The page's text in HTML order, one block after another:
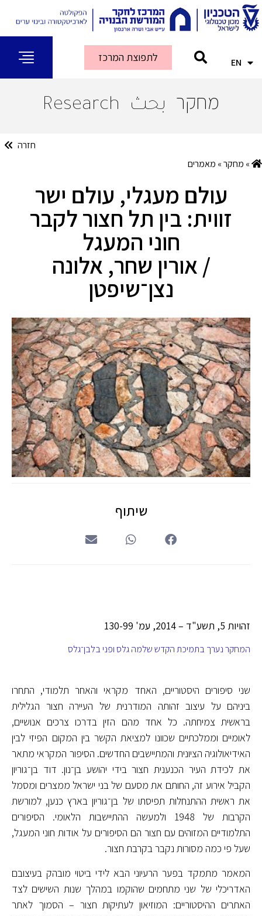
EN
AR לתפוצת המרכז
מחקר بحث Research
» מחקר» מאמרים
חזרה
עולם מעגלי, עולם ישר
זווית: בין תל חצור לקבר
חוני המעגל
/ אורין שחר, אלונה
נצן־שיפטן
שיתוף
זהויות 5, תשע"ד – 2014, עמ' 130-99
המחקר נערך בתמיכת הקדש שלמה גלס ופני בלבן־גלס
שני סיפורים היסטוריים, האחד מקראי והאחר תלמודי, התחרו
ביניהם על עיצוב זהותה המודרנית של העיירה חצור הגלילית
בראשית צמיחתה. כל אחד מהם הזין בדרכו צרכים אנושיים,
לאומיים וממלכתיים שכוונו למציאת הקשר בין המקום הפיזי לבין
האידיאולוגיה הציונית והמתיישבים החדשים. הסיפור המקראי מתאר
את לכידת העיר הכנענית חצור בידי יהושע בן־נון. דוד בן־גוריון
הקביל אירוע זה, החותם את מסעם של בני ישראל ממצרים ומסמל
את ראשית ההתנחלות תפיסתו של בן־גוריון בארץ כנען, למורשת
הקרבות של 1948 ולמעשה ההתיישבות הלאומי. הסיפורים
התלמודיים המזוהים עם חצור הם הסיפורים על אודות חוני המעגל,
שעל פי כמה מסורות נקבר בקרבת חצור.
המאמר מתמקד בפער הרעיוני הבא לידי ביטוי מובהק בעיצובם
האדריכלי של שני מתחמים שהוקמו במהלך שנות השישים לצד
האתרים ההיסטוריים: המוזיאון לעתיקות חצור – הסמוך לאתר